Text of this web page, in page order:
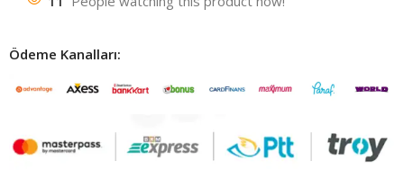
Ödeme Kanalları: